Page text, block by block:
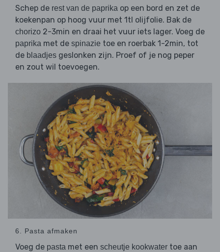
Schep de rest van de paprika op een bord en zet de
koekenpan op hoog vuur met 1tl olijfolie. Bak de
chorizo 2-3min en draai het vuur iets lager. Voeg de
paprika met de spinazie toe en roerbak 1-2min, tot
de blaadjes geslonken zijn. Proef of je nog peper
en zout wil toevoegen.
6. Pasta afmaken
Voeg de pasta met een scheutje kookwater toe aan